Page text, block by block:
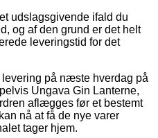
udslagsgivende ifald du
og af den grund er det helt
leveringstid for det
på næste hverdag på
Ungava Gin Lanterne,
aflægges før et bestemt
nå at få de nye varer
tager hjem.